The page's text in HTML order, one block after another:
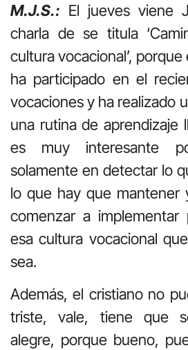
M.J.S.: El jueves viene
charla de se titula
cultura vocacional’,
ha participado en el
vocaciones y ha realizado
una rutina de aprendizaje
es muy interesante
solamente en detectar lo
lo que hay que mantener
comenzar a implementar
esa cultura vocacional
sea.
Además, el cristiano no
triste, vale, tiene que
alegre, porque bueno,